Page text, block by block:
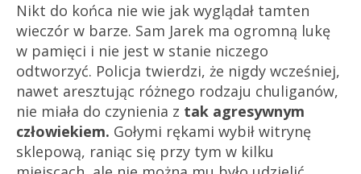
Nikt do końca nie wie jak wyglądał tamten
wieczór w barze. Sam Jarek ma ogromną lukę
w pamięci i nie jest w stanie niczego
odtworzyć. Policja twierdzi, że nigdy wcześniej,
nawet aresztując różnego rodzaju chuliganów,
nie miała do czynienia z tak agresywnym
człowiekiem. Gołymi rękami wybił witrynę
sklepową, raniąc się przy tym w kilku